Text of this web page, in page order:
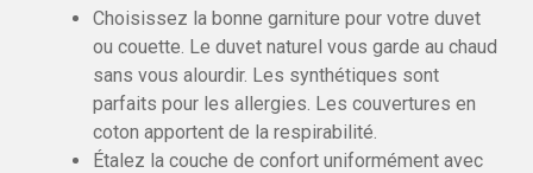
Choisissez la bonne garniture pour votre duvet
ou couette. Le duvet naturel vous garde au chaud
sans vous alourdir. Les synthétiques sont
parfaits pour les allergies. Les couvertures en
coton apportent de la respirabilité.
Étalez la couche de confort uniformément avec